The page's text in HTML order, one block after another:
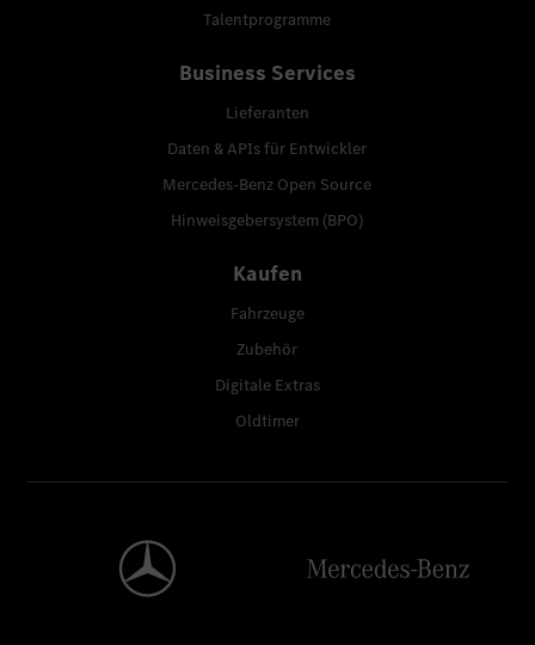
Talentprogramme
Business Services
Lieferanten
Daten & APIs für Entwickler
Mercedes-Benz Open Source
Hinweisgebersystem (BPO)
Kaufen
Fahrzeuge
Zubehör
Digitale Extras
Oldtimer